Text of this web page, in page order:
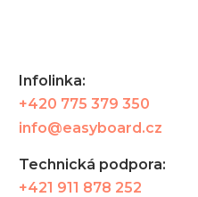
Infolinka:
+420 775 379 350
info@easyboard.cz
Technická podpora:
+421 911 878 252